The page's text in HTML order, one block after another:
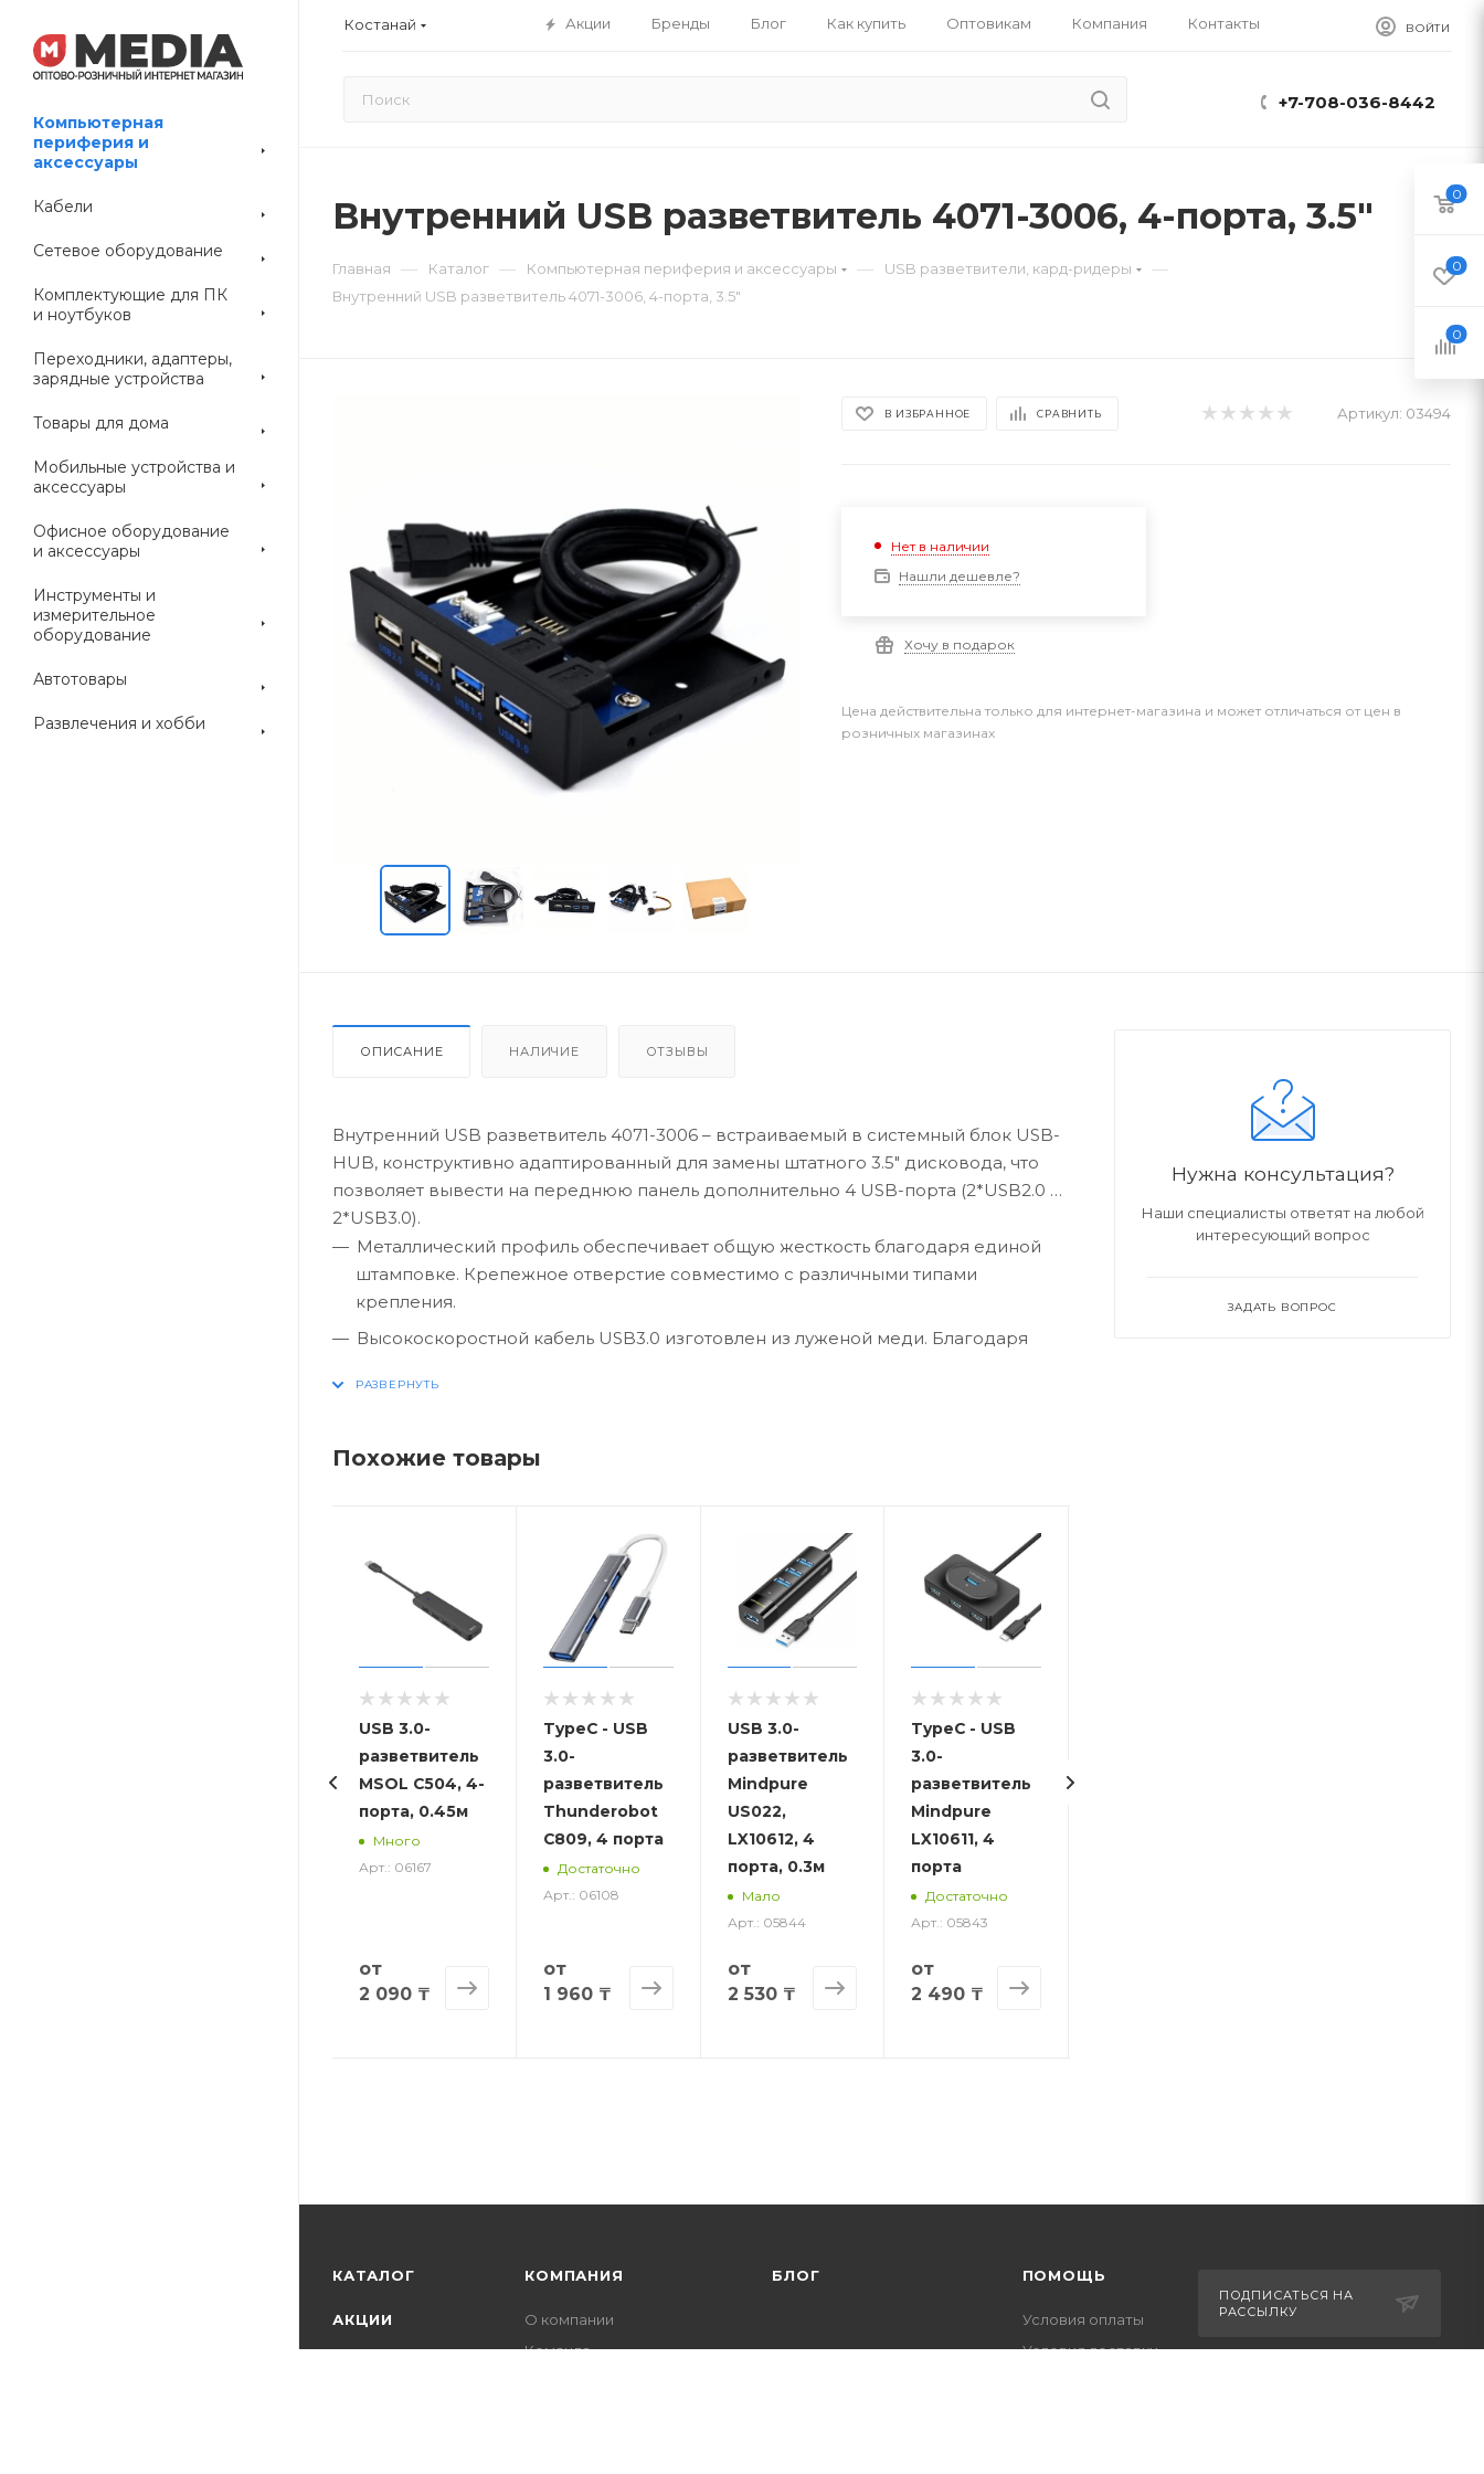
Костанай Акции Бренды Блог Как купить Оптовикам Компания Контакты ВОЙТИ
+7-708-036-8442
Компьютерная
периферия и
аксессуары
Кабели
Сетевое оборудование
Комплектующие для ПК
и ноутбуков
Переходники, адаптеры,
зарядные устройства
Товары для дома
Мобильные устройства и
аксессуары
Офисное оборудование
и аксессуары
Инструменты и
измерительное
оборудование
Автотовары
Развлечения и хобби
Внутренний USB разветвитель 4071-3006, 4-порта, 3.5"
Главная — Каталог — Компьютерная периферия и аксессуары — USB разветвители, кард-ридеры —
Внутренний USB разветвитель 4071-3006, 4-порта, 3.5"
В ИЗБРАННОЕ СРАВНИТЬ Артикул: 03494
Нет в наличии
Нашли дешевле?
Хочу в подарок
Цена действительна только для интернет-магазина и может отличаться от цен в
розничных магазинах
ОПИСАНИЕ НАЛИЧИЕ ОТЗЫВЫ
Внутренний USB разветвитель 4071-3006 – встраиваемый в системный блок USB-
HUB, конструктивно адаптированный для замены штатного 3.5" дисковода, что
позволяет вывести на переднюю панель дополнительно 4 USB-порта (2*USB2.0 и
2*USB3.0).
Металлический профиль обеспечивает общую жесткость благодаря единой
штамповке. Крепежное отверстие совместимо с различными типами
крепления.
Высокоскоростной кабель USB3.0 изготовлен из луженой меди. Благодаря
Вспомогательный источник питания обеспечивает возможность подключения
Похожие товары
USB 3.0-
разветвитель
MSOL C504, 4-
порта, 0.45м
Много
Арт.: 06167
от
2 090 ₸
TypeC - USB
3.0-
разветвитель
Thunderobot
C809, 4 порта
Достаточно
Арт.: 06108
от
1 960 ₸
USB 3.0-
разветвитель
Mindpure
US022,
LX10612, 4
порта, 0.3м
Мало
Арт.: 05844
от
2 530 ₸
TypeC - USB
3.0-
разветвитель
Mindpure
LX10611, 4
порта
Достаточно
Арт.: 05843
от
2 490 ₸
Нужна консультация?
Наши специалисты ответят на любой
интересующий вопрос
ЗАДАТЬ ВОПРОС
КАТАЛОГ
АКЦИИ
КОМПАНИЯ
О компании
Команда
БЛОГ ПОМОЩЬ
Условия оплаты
Условия доставки
ПОДПИСАТЬСЯ НА
РАССЫЛКУ
0
0
0